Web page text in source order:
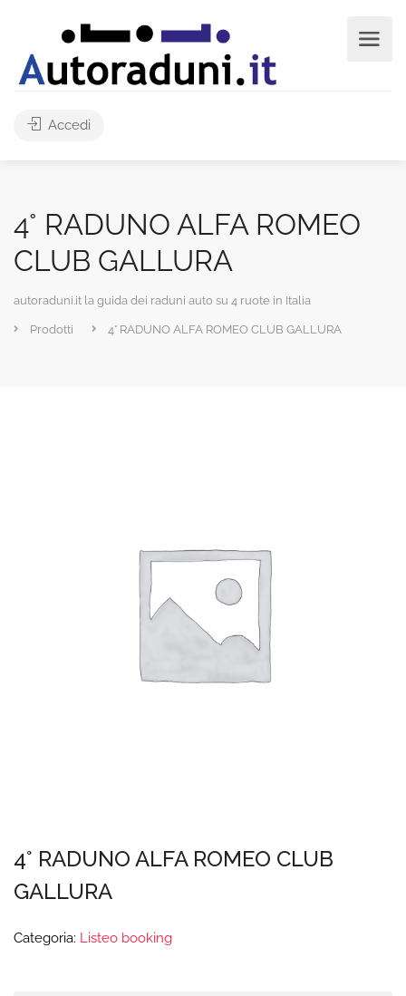
Accedi
4° RADUNO ALFA ROMEO
CLUB GALLURA
autoraduni.it la guida dei raduni auto su 4 ruote in Italia
Prodotti 4° RADUNO ALFA ROMEO CLUB GALLURA
4° RADUNO ALFA ROMEO CLUB
GALLURA
Categoria: Listeo booking